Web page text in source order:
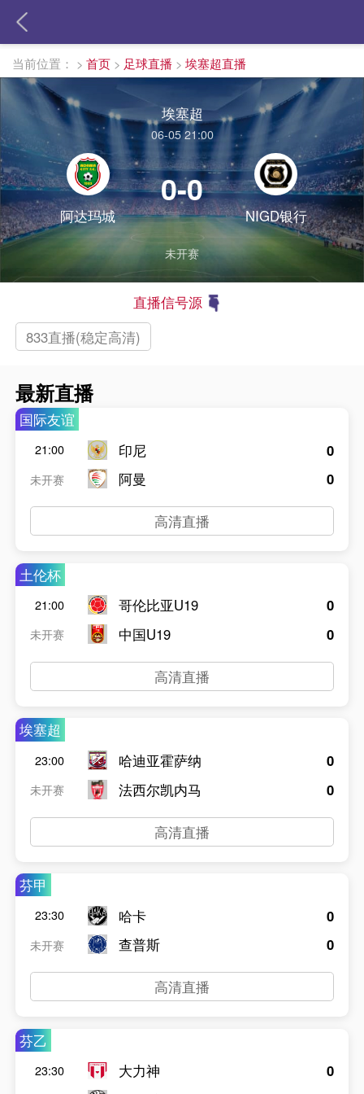
当前位置： > 首页 > 足球直播 > 埃塞超直播
埃塞超
06-05 21:00
阿达玛城
0-0
NIGD银行
未开赛
直播信号源
833直播(稳定高清)
最新直播
国际友谊
21:00
未开赛
印尼
阿曼
0
0
高清直播
土伦杯
21:00
未开赛
哥伦比亚U19
中国U19
0
0
高清直播
埃塞超
23:00
未开赛
哈迪亚霍萨纳
法西尔凯内马
0
0
高清直播
芬甲
23:30
未开赛
哈卡
查普斯
0
0
高清直播
芬乙
23:30
大力神
0